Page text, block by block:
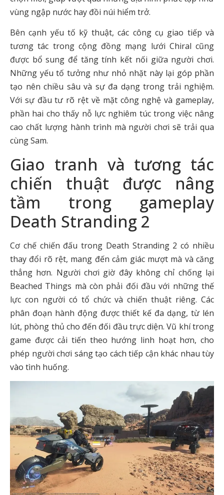
vùng ngập nước hay đồi núi hiểm trở.
Bên cạnh yếu tố kỹ thuật, các công cụ giao tiếp và
tương tác trong cộng đồng mạng lưới Chiral cũng
được bổ sung để tăng tính kết nối giữa người chơi.
Những yếu tố tưởng như nhỏ nhặt này lại góp phần
tạo nên chiều sâu và sự đa dạng trong trải nghiệm.
Với sự đầu tư rõ rệt về mặt công nghệ và gameplay,
phần hai cho thấy nỗ lực nghiêm túc trong việc nâng
cao chất lượng hành trình mà người chơi sẽ trải qua
cùng Sam.
Giao tranh và tương tác
chiến thuật được nâng
tầm trong gameplay
Death Stranding 2
Cơ chế chiến đấu trong Death Stranding 2 có nhiều
thay đổi rõ rệt, mang đến cảm giác mượt mà và căng
thẳng hơn. Người chơi giờ đây không chỉ chống lại
Beached Things mà còn phải đối đầu với những thế
lực con người có tổ chức và chiến thuật riêng. Các
phân đoạn hành động được thiết kế đa dạng, từ lén
lút, phòng thủ cho đến đối đầu trực diện. Vũ khí trong
game được cải tiến theo hướng linh hoạt hơn, cho
phép người chơi sáng tạo cách tiếp cận khác nhau tùy
vào tình huống.